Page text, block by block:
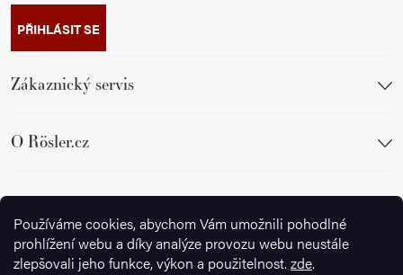
Používáme cookies, abychom Vám umožnili pohodlné
prohlížení webu a díky analýze provozu webu neustále
zlepšovali jeho funkce, výkon a použitelnost. zde.
PŘIHLÁSIT SE
Zákaznický servis
O Rösler.cz
Sledujte nás